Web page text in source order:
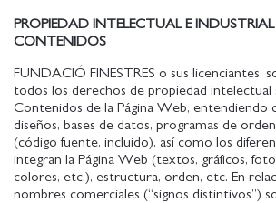
PROPIEDAD INTELECTUAL E INDUSTRIAL
CONTENIDOS
FUNDACIÓ FINESTRES o sus licenciantes,
todos los derechos de propiedad intelectual
Contenidos de la Página Web, entendiendo
diseños, bases de datos, programas de
(código fuente, incluido), así como los
integran la Página Web (textos, gráficos,
colores, etc.), estructura, orden, etc. En
nombres comerciales (“signos distintivos”)